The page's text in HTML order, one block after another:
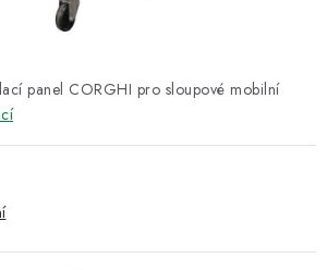
Podmínky ochrany osobních údajů
panel CORGHI pro sloupové mobilní